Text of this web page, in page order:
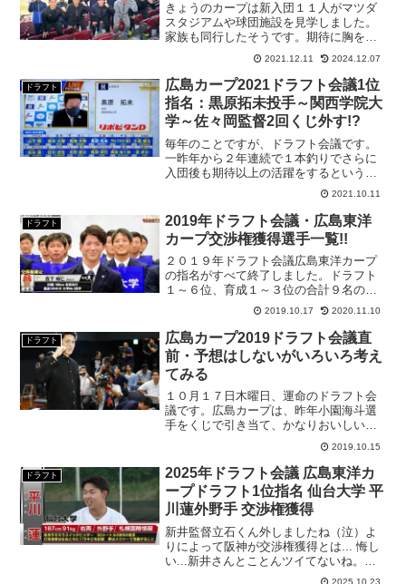
きょうのカープは新入団１１人がマツダ
スタジアムや球団施設を見学しました。
家族も同行したそうです。期待に胸を膨
らませて若さ爆発していますが、数年後
この中から何人か戦力外通告を宣告され
るんですね。厳しい世界です。１１人全
員活躍できるといいですね...
2021.12.11 2024.12.07
ドラフト
広島カープ2021ドラフト会議1位
指名：黒原拓未投手～関西学院大
学～佐々岡監督2回くじ外す!?
毎年のことですが、ドラフト会議です。
一昨年から２年連続で１本釣りでさらに
入団後も期待以上の活躍をするというミ
ラクルを起こした佐々岡監督。さて２０
２１年は？佐々岡監督は釣り師だけあっ
て１本釣りはベストパフォーマンスを見
せましたが、くじ運はから...
2021.10.11
ドラフト
2019年ドラフト会議・広島東洋
カープ交渉権獲得選手一覧!!
２０１９年ドラフト会議広島東洋カープ
の指名がすべて終了しました。ドラフト
１～６位、育成１～３位の合計９名の交
渉権を獲得しました。１位は単独指名
で、明治大学の森下暢仁投手。佐々岡監
督の前日の指名公表が功を奏した形で一
本釣りという流れになりまし...
2019.10.17 2020.11.10
ドラフト
広島カープ2019ドラフト会議直
前・予想はしないがいろいろ考え
てみる
１０月１７日木曜日、運命のドラフト会
議です。広島カープは、昨年小園海斗選
手をくじで引き当て、かなりおいしい思
いをしました。ここで全部運を使い果た
したのでしょう。リーグ優勝は儚い夢と
消えました。来シーズンはもちろん優勝
してほしいのですが、新し...
2019.10.15
ドラフト
2025年ドラフト会議 広島東洋カ
ープドラフト1位指名 仙台大学 平
川蓮外野手 交渉権獲得
新井監督立石くん外しましたね（泣）よ
りによって阪神が交渉権獲得とは... 悔し
い...新井さんとことんツイてないね。
2026年はいいことあるよ！ 前を向け！
2025.10.23